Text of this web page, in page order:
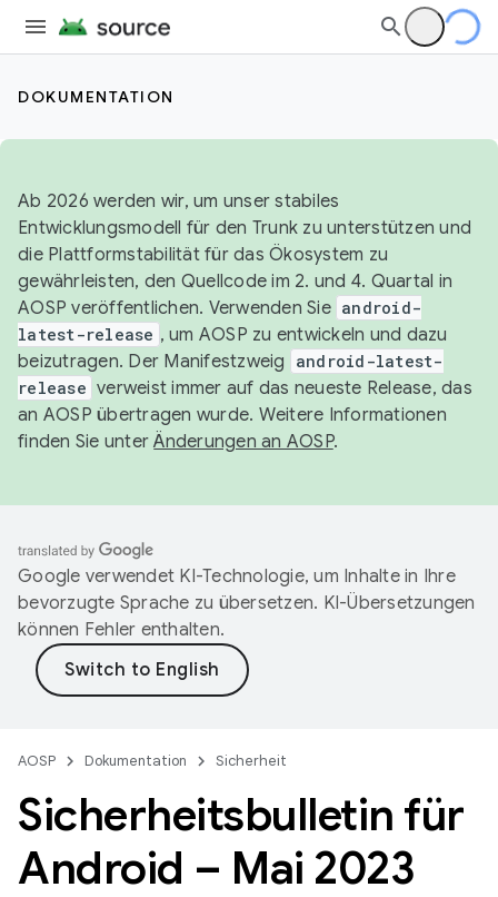
DOKUMENTATION
Ab 2026 werden wir, um unser stabiles
Entwicklungsmodell für den Trunk zu unterstützen und
die Plattformstabilität für das Ökosystem zu
gewährleisten, den Quellcode im 2. und 4. Quartal in
AOSP veröffentlichen. Verwenden Sie android-
latest-release , um AOSP zu entwickeln und dazu
beizutragen. Der Manifestzweig
android-latest-
release verweist immer auf das neueste Release, das
an AOSP übertragen wurde. Weitere Informationen
finden Sie unterÄnderungen an AOSP.
Google verwendet KI-Technologie, um Inhalte in Ihre
bevorzugte Sprache zu übersetzen. KI-Übersetzungen
können Fehler enthalten.
AOSP Dokumentation Sicherheit
Sicherheitsbulletin für
Android – Mai 2023